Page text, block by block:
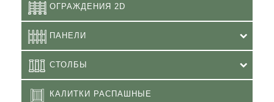
ОГРАЖДЕНИЯ 2D
ПАНЕЛИ
СТОЛБЫ
КАЛИТКИ РАСПАШНЫЕ